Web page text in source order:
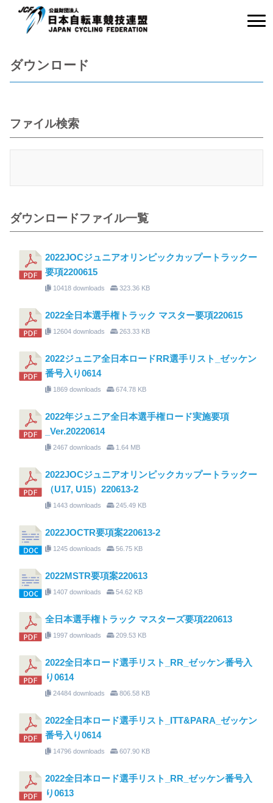
ダウンロード
ファイル検索
ダウンロードファイル一覧
2022JOCジュニアオリンピックカップートラックー
要項2200615
10418 downloads 323.36 KB
2022全日本選手権トラック マスター要項220615
12604 downloads 263.33 KB
2022ジュニア全日本ロードRR選手リスト_ゼッケン
番号入り0614
1869 downloads 674.78 KB
2022年ジュニア全日本選手権ロード実施要項
_Ver.20220614
2467 downloads 1.64 MB
2022JOCジュニアオリンピックカップートラックー
（U17, U15）220613-2
1443 downloads 245.49 KB
2022JOCTR要項案220613-2
1245 downloads 56.75 KB
2022MSTR要項案220613
1407 downloads 54.62 KB
全日本選手権トラック マスターズ要項220613
1997 downloads 209.53 KB
2022全日本ロード選手リスト_RR_ゼッケン番号入
り0614
24484 downloads 806.58 KB
2022全日本ロード選手リスト_ITT&PARA_ゼッケン
番号入り0614
14796 downloads 607.90 KB
2022全日本ロード選手リスト_RR_ゼッケン番号入
り0613